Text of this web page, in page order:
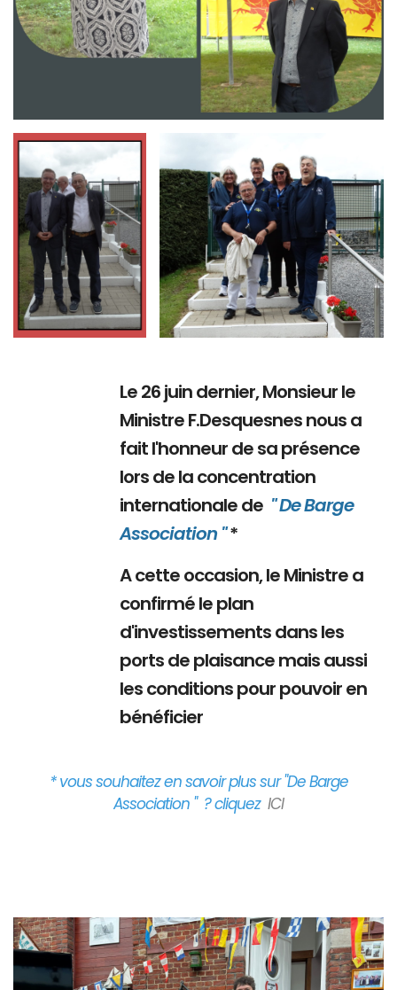
Branding
ARMCHAIR ARMCHAIR
Le 26 juin dernier, Monsieur le
Ministre F.Desquesnes nous a
fait l'honneur de sa présence
lors de la concentration
internationale de " De Barge
Association "*
A cette occasion, le Ministre a
confirmé le plan
d'investissements dans les
ports de plaisance mais aussi
les conditions pour pouvoir en
bénéficier
* vous souhaitez en savoir plus sur "De Barge
Association " ? cliquez ICI
Branding
ARMCHAIR